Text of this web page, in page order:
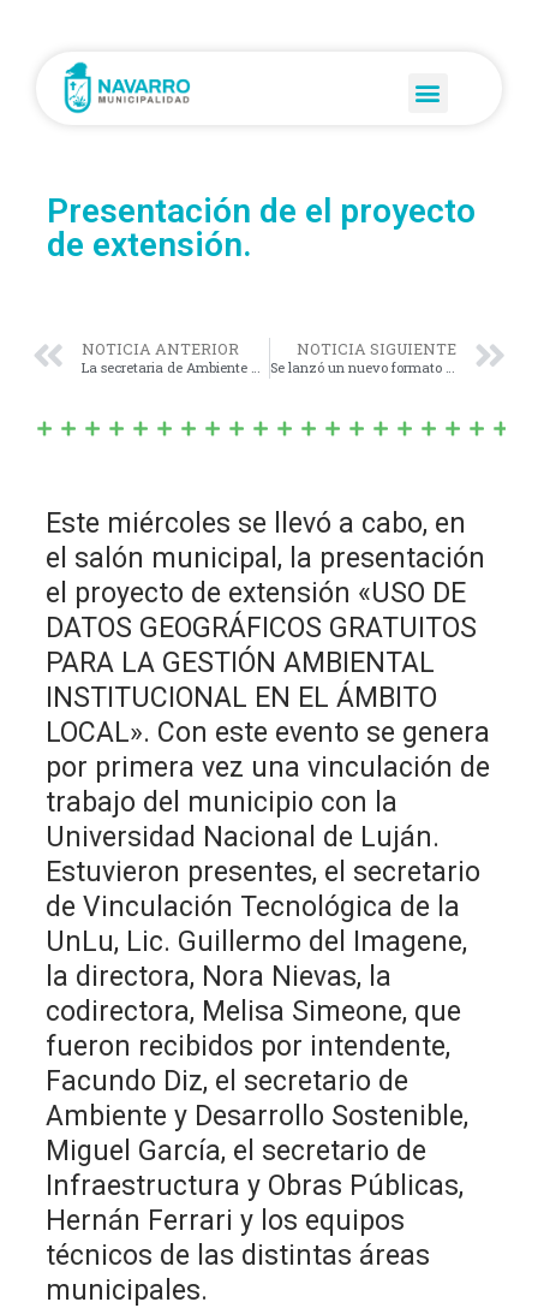
Presentación de el proyecto
de extensión.
NOTICIA ANTERIOR
La secretaria de Ambiente y Desarrollo Sostenible, continúa con las visitas a las empresas de Navarro.
NOTICIA SIGUIENTE
Se lanzó un nuevo formato de salud preventiva: Los Caps Tesa.
Este miércoles se llevó a cabo, en
el salón municipal, la presentación
el proyecto de extensión «USO DE
DATOS GEOGRÁFICOS GRATUITOS
PARA LA GESTIÓN AMBIENTAL
INSTITUCIONAL EN EL ÁMBITO
LOCAL». Con este evento se genera
por primera vez una vinculación de
trabajo del municipio con la
Universidad Nacional de Luján.
Estuvieron presentes, el secretario
de Vinculación Tecnológica de la
UnLu, Lic. Guillermo del Imagene,
la directora, Nora Nievas, la
codirectora, Melisa Simeone, que
fueron recibidos por intendente,
Facundo Diz, el secretario de
Ambiente y Desarrollo Sostenible,
Miguel García, el secretario de
Infraestructura y Obras Públicas,
Hernán Ferrari y los equipos
técnicos de las distintas áreas
municipales.